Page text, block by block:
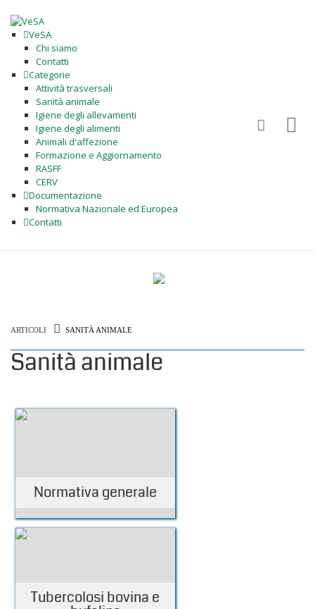
VeSA
Chi siamo
Contatti
Categorie
Attività trasversali
Sanità animale
Igiene degli allevamenti
Igiene degli alimenti
Animali d'affezione
Formazione e Aggiornamento
RASFF
CERV
Documentazione
Normativa Nazionale ed Europea
Contatti
ARTICOLI SANITÀ ANIMALE
Sanità animale
Normativa generale
Tubercolosi bovina e